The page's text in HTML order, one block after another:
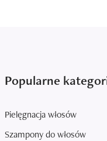
Popularne
Pielęgnacja włosów
Szampony do włosów